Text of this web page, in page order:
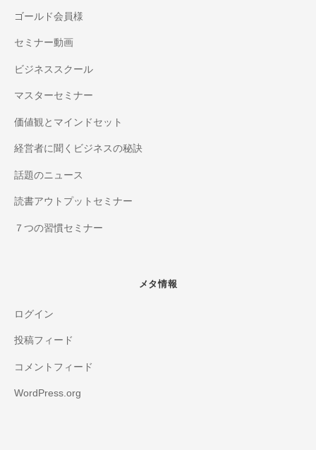
ゴールド会員様
セミナー動画
ビジネススクール
マスターセミナー
価値観とマインドセット
経営者に聞くビジネスの秘訣
話題のニュース
読書アウトプットセミナー
７つの習慣セミナー
メタ情報
ログイン
投稿フィード
コメントフィード
WordPress.org